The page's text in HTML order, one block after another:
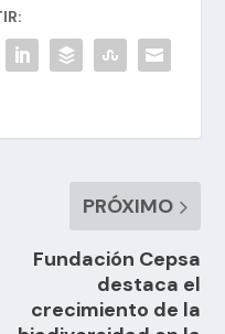
PRÓXIMO
Fundación Cepsa
destaca el
crecimiento de la